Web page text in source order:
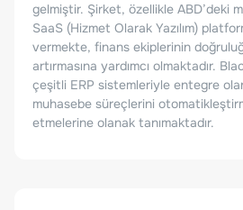
gelmiştir. Şirket, özellikle ABD’deki
SaaS (Hizmet Olarak Yazılım)
vermekte, finans ekiplerinin
artırmasına yardımcı olmaktadır.
çeşitli ERP sistemleriyle entegre
muhasebe süreçlerini
etmelerine olanak tanımaktadır.